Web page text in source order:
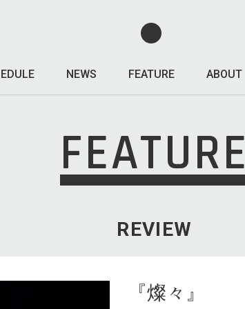
NEWS FEATURE ABOUT
FEATURE
REVIEW
『燦々』